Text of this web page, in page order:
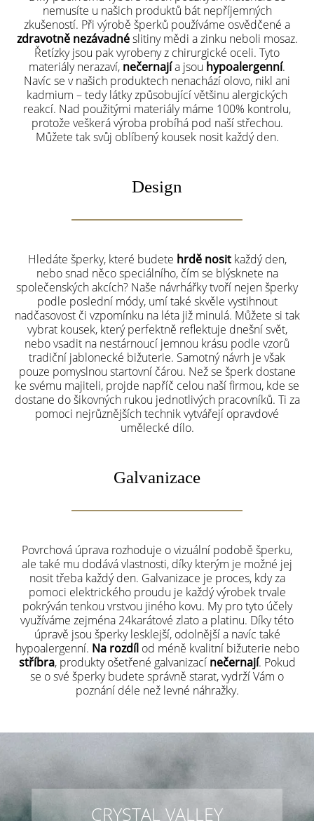
nemusíte u našich produktů bát nepříjemných
zkušeností. Při výrobě šperků používáme osvědčené a
zdravotně nezávadnéslitiny mědi a zinku neboli mosaz.
Řetízky jsou pak vyrobeny z chirurgické oceli. Tyto
materiály nerazaví, nečernajía jsou hypoalergenní.
Navíc se v našich produktech nenachází olovo, nikl ani
kadmium – tedy látky způsobující většinu alergických
reakcí. Nad použitými materiály máme 100% kontrolu,
protože veškerá výroba probíhá pod naší střechou.
Můžete tak svůj oblíbený kousek nosit každý den.
Design
Hledáte šperky, které budete hrdě nositkaždý den,
nebo snad něco speciálního, čím se blýsknete na
společenských akcích? Naše návrhářky tvoří nejen šperky
podle poslední módy, umí také skvěle vystihnout
nadčasovost či vzpomínku na léta již minulá. Můžete si tak
vybrat kousek, který perfektně reflektuje dnešní svět,
nebo vsadit na nestárnoucí jemnou krásu podle vzorů
tradiční jablonecké bižuterie. Samotný návrh je však
pouze pomyslnou startovní čárou. Než se šperk dostane
ke svému majiteli, projde napříč celou naší firmou, kde se
dostane do šikovných rukou jednotlivých pracovníků. Ti za
pomoci nejrůznějších technik vytvářejí opravdové
umělecké dílo.
Galvanizace
Povrchová úprava rozhoduje o vizuální podobě šperku,
ale také mu dodává vlastnosti, díky kterým je možné jej
nosit třeba každý den. Galvanizace je proces, kdy za
pomoci elektrického proudu je každý výrobek trvale
pokrýván tenkou vrstvou jiného kovu. My pro tyto účely
využíváme zejména 24karátové zlato a platinu. Díky této
úpravě jsou šperky lesklejší, odolnější a navíc také
hypoalergenní. Na rozdílod méně kvalitní bižuterie nebo
stříbra, produkty ošetřené galvanizací nečernají. Pokud
se o své šperky budete správně starat, vydrží Vám o
poznání déle než levné náhražky.
CRYSTAL VALLEY